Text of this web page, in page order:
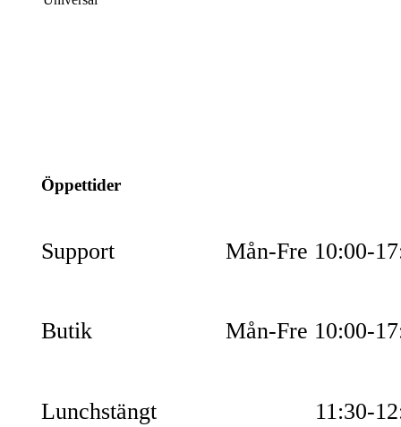
Öppettider
Support Mån-Fre 10:00-
Butik Mån-Fre 10:00-
Lunchstängt 11:30-